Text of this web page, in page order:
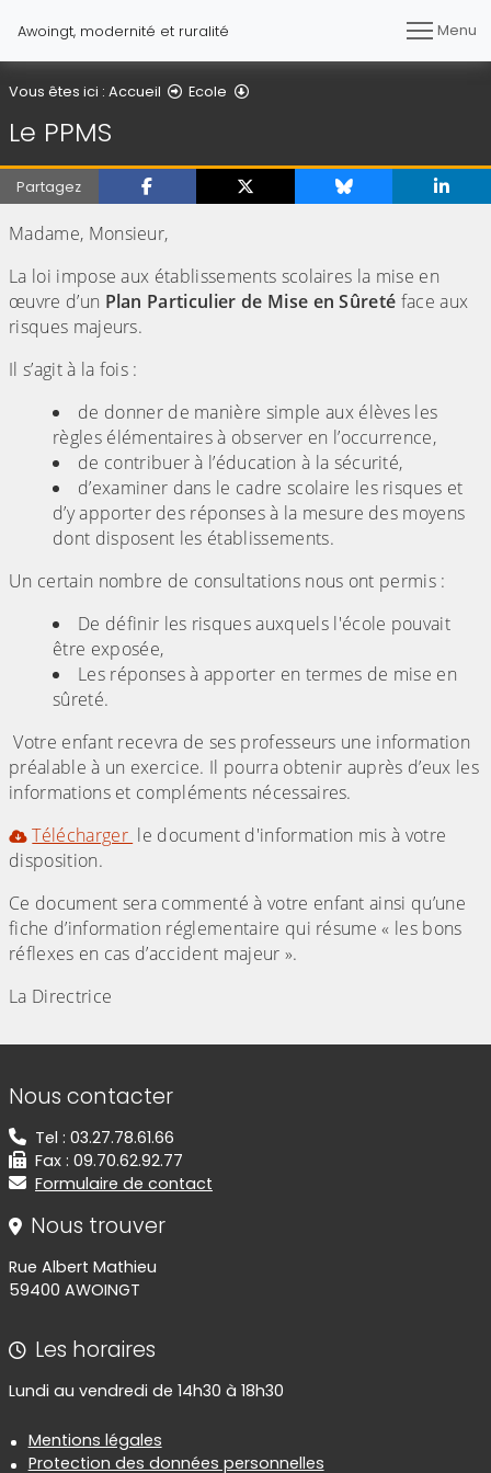
Awoingt, modernité et ruralité Menu
Vous êtes ici : Accueil Ecole
Le PPMS
Partagez
Madame, Monsieur,
La loi impose aux établissements scolaires la mise en
œuvre d’un Plan Particulier de Mise en Sûreté face aux
risques majeurs.
Il s’agit à la fois :
de donner de manière simple aux élèves les
règles élémentaires à observer en l’occurrence,
de contribuer à l’éducation à la sécurité,
d’examiner dans le cadre scolaire les risques et
d’y apporter des réponses à la mesure des moyens
dont disposent les établissements.
Un certain nombre de consultations nous ont permis :
De définir les risques auxquels l'école pouvait
être exposée,
Les réponses à apporter en termes de mise en
sûreté.
Votre enfant recevra de ses professeurs une information
préalable à un exercice. Il pourra obtenir auprès d’eux les
informations et compléments nécessaires.
Télécharger le document d'information mis à votre
disposition.
Ce document sera commenté à votre enfant ainsi qu’une
fiche d’information réglementaire qui résume « les bons
réflexes en cas d’accident majeur ».
La Directrice
Informations de contact
Nous contacter
Tel : 03.27.78.61.66
Fax : 09.70.62.92.77
Formulaire de contact
Nous trouver
Rue Albert Mathieu
59400 AWOINGT
Les horaires
Lundi au vendredi de 14h30 à 18h30
Informations réglementaires
Mentions légales
Protection des données personnelles